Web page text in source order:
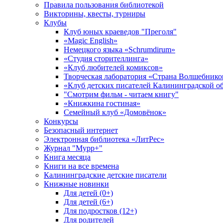
Правила пользования библиотекой
Викторины, квесты, турниры
Клубы
Клуб юных краеведов "Преголя"
«Magic English»
Немецкого языка «Schrumdirum»
«Студия сторителлинга»
«Клуб любителей комиксов»
Творческая лаборатория «Страна
«Клуб детских писателей Калининградской
"Смотрим фильм - читаем книгу"
«Книжкина гостиная»
Семейный клуб «Домовёнок»
Конкурсы
Безопасный интернет
Электронная библиотека «ЛитРес»
Журнал "Мурр+"
Книга месяца
Книги на все времена
Калининградские детские писатели
Книжные новинки
Для детей (0+)
Для детей (6+)
Для подростков (12+)
Для родителей